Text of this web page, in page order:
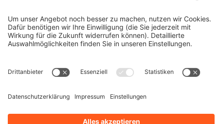
Impressum
Kontakt
Datenschutzhinweise
Bleiben Sie auf dem Laufenden!